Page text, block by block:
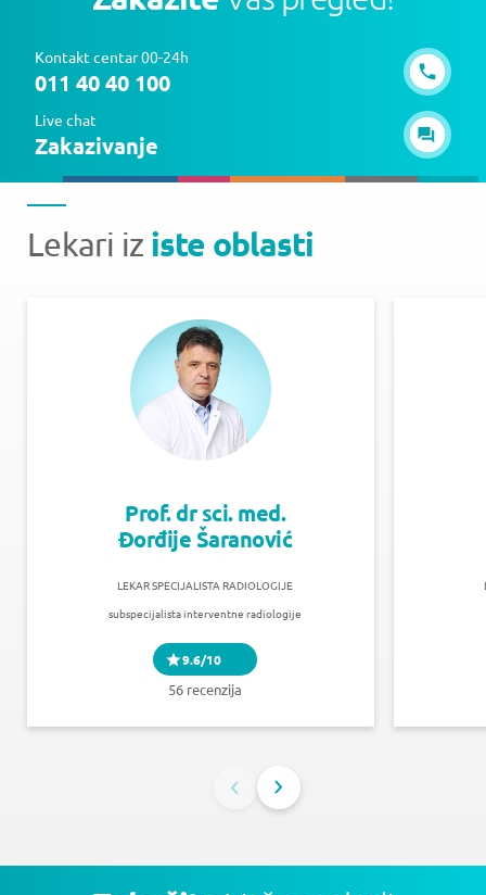
Kontakt centar 00-24h
011 40 40 100
Live chat
Zakazivanje
Lekari iz iste oblasti
Prof. dr sci. med.
Đorđije Šaranović
LEKAR SPECIJALISTA RADIOLOGIJE
subspecijalista interventne radiologije
9.6/10
56 recenzija